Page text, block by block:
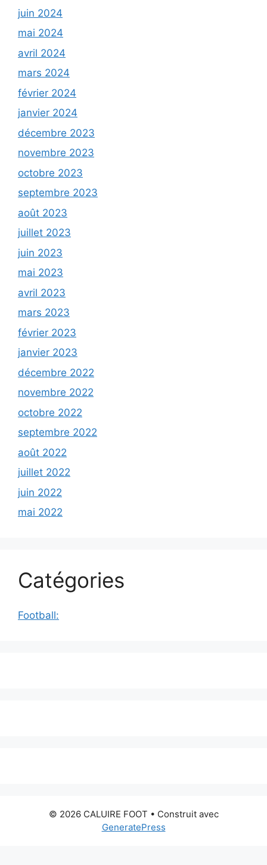
juin 2024
mai 2024
avril 2024
mars 2024
février 2024
janvier 2024
décembre 2023
novembre 2023
octobre 2023
septembre 2023
août 2023
juillet 2023
juin 2023
mai 2023
avril 2023
mars 2023
février 2023
janvier 2023
décembre 2022
novembre 2022
octobre 2022
septembre 2022
août 2022
juillet 2022
juin 2022
mai 2022
Catégories
Football:
© 2026 CALUIRE FOOT • Construit avec
GeneratePress